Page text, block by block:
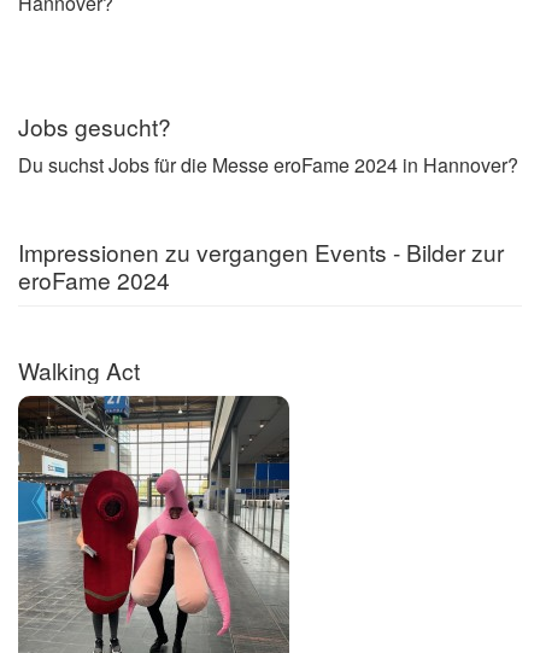
Jobs gesucht?
Du suchst Jobs für die Messe eroFame 2024 in Hannover?
Impressionen zu vergangen Events - Bilder zur
eroFame 2024
Walking Act